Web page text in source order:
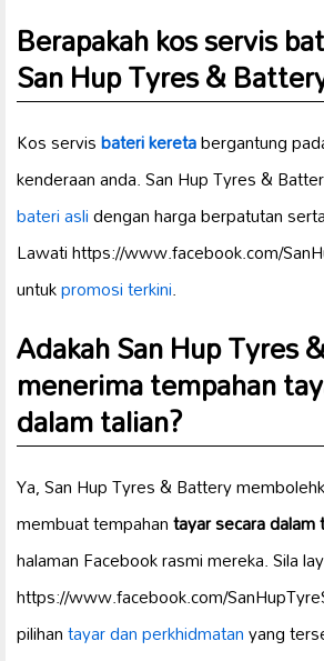
Berapakah kos servis
San Hup Tyres &
Kos servisbateri keretabergantung
kenderaan anda. San Hup Tyres &
bateri aslidengan harga berpatutan
Lawati https://www.facebook.com/
untukpromosi terkini.
Adakah San Hup Tyres
menerima tempahan
dalam talian?
Ya, San Hup Tyres & Battery
membuat tempahantayar secara dalam
halaman Facebook rasmi mereka. Sila
https://www.facebook.com/
pilihantayar dan perkhidmatanyang